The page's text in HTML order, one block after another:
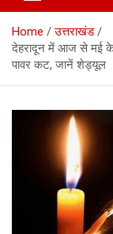
Home
उत्तराखंड
देहरादून में आज से मई के
पावर कट, जानें शेड्यूल